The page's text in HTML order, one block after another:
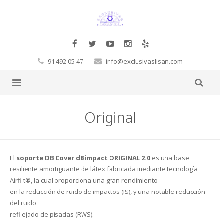
91 492 05 47 info@exclusivaslisan.com
Cornisas
Vigas
Pegamentos
Hb Fuller
Corcho
Flotante
Baltic Wood
Laminadas
Exclusivos
Decoración Moderno-Clásico
Glamora
Orac
Original
El soporte DB Cover dBimpact ORIGINAL 2.0 es una base
resiliente amortiguante de látex fabricada mediante tecnología
Airfi t®, la cual proporciona una gran rendimiento
en la reducción de ruido de impactos (IS), y una notable reducción
del ruido
refl ejado de pisadas (RWS).